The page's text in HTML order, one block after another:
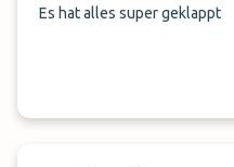
Es hat alles super geklappt